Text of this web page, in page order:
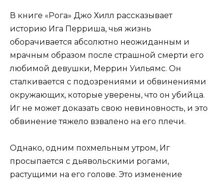
В книге «Рога» Джо Хилл рассказывает
историю Ига Перриша, чья жизнь
оборачивается абсолютно неожиданным и
мрачным образом после страшной смерти его
любимой девушки, Меррин Уильямс. Он
сталкивается с подозрениями и обвинениями
окружающих, которые уверены, что он убийца.
Иг не может доказать свою невиновность, и это
обвинение тяжело взвалено на его плечи.
Однако, одним похмельным утром, Иг
просыпается с дьявольскими рогами,
растущими на его голове. Это изменение